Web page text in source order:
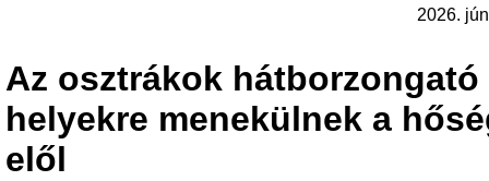
2026.
Az osztrákok hátborzongató
helyekre menekülnek a
elől